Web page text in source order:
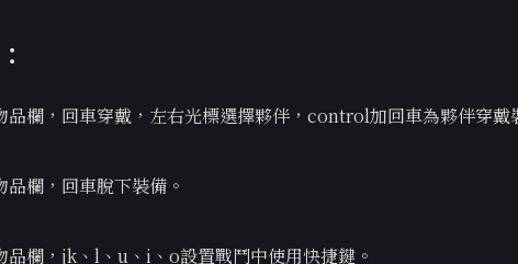
品欄，回車穿戴，左右光標選擇夥伴，control加回車為夥伴穿戴
品欄，回車脫下裝備。
品欄，jk、l、u、i、o設置戰鬥中使用快捷鍵。